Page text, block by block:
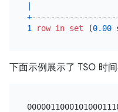
|
+
1
row in set (0.00
下面示例展示了 TSO 时